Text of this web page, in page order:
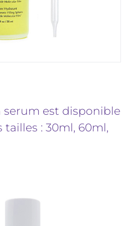
serum est disponible
: 30ml, 60ml,